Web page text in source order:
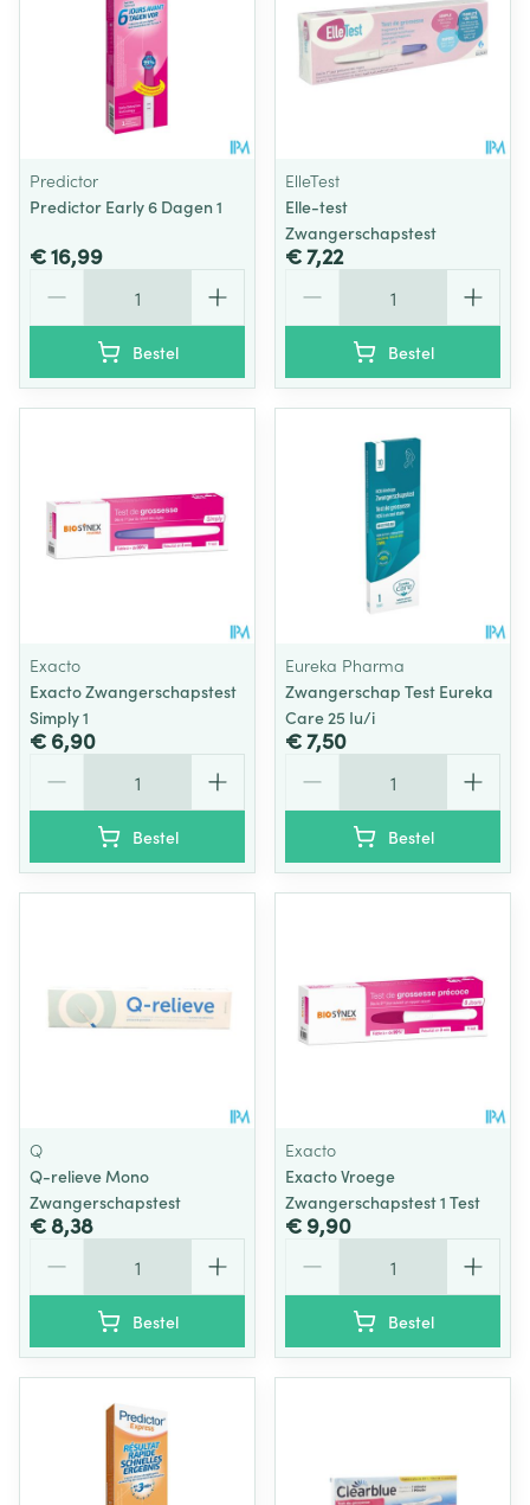
Predictor
Predictor Early 6 Dagen 1
€ 16,99
Bestel
ElleTest
Elle-test
Zwangerschapstest
€ 7,22
Bestel
Exacto
Exacto Zwangerschapstest
Simply 1
€ 6,90
Bestel
Eureka Pharma
Zwangerschap Test Eureka
Care 25 Iu/i
€ 7,50
Bestel
Q
Q-relieve Mono
Zwangerschapstest
€ 8,38
Bestel
Exacto
Exacto Vroege
Zwangerschapstest 1 Test
€ 9,90
Bestel